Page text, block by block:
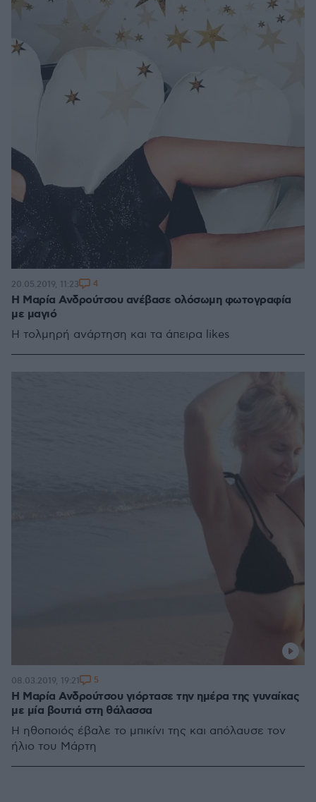
H Μαρία Ανδρούτσου ανέβασε ολόσωμη φωτογραφία
με μαγιό
Η τολμηρή ανάρτηση και τα άπειρα likes
20.05.2019, 11:23 4
Η Μαρία Ανδρούτσου γιόρτασε την ημέρα της γυναίκας
με μία βουτιά στη θάλασσα
Η ηθοποιός έβαλε το μπικίνι της και απόλαυσε τον
ήλιο του Μάρτη
08.03.2019, 19:21 5